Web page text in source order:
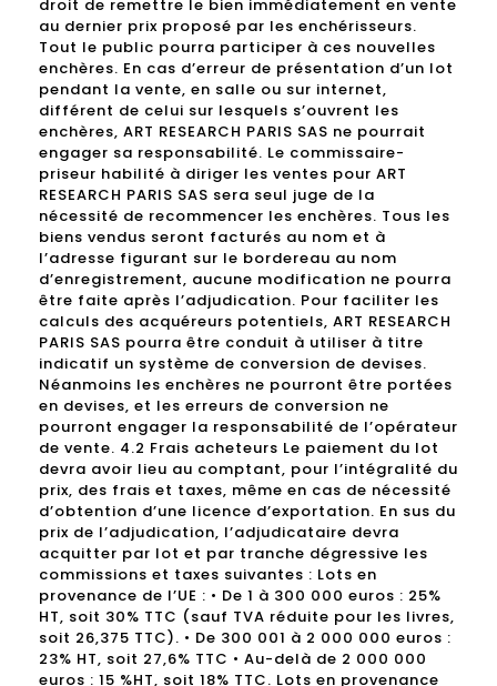
droit de remettre le bien immédiatement en vente
au dernier prix proposé par les enchérisseurs.
Tout le public pourra participer à ces nouvelles
enchères. En cas d’erreur de présentation d’un lot
pendant la vente, en salle ou sur internet,
différent de celui sur lesquels s’ouvrent les
enchères, ART RESEARCH PARIS SAS ne pourrait
engager sa responsabilité. Le commissaire-
priseur habilité à diriger les ventes pour ART
RESEARCH PARIS SAS sera seul juge de la
nécessité de recommencer les enchères. Tous les
biens vendus seront facturés au nom et à
l’adresse figurant sur le bordereau au nom
d’enregistrement, aucune modification ne pourra
être faite après l’adjudication. Pour faciliter les
calculs des acquéreurs potentiels, ART RESEARCH
PARIS SAS pourra être conduit à utiliser à titre
indicatif un système de conversion de devises.
Néanmoins les enchères ne pourront être portées
en devises, et les erreurs de conversion ne
pourront engager la responsabilité de l’opérateur
de vente. 4.2 Frais acheteurs Le paiement du lot
devra avoir lieu au comptant, pour l’intégralité du
prix, des frais et taxes, même en cas de nécessité
d’obtention d’une licence d’exportation. En sus du
prix de l’adjudication, l’adjudicataire devra
acquitter par lot et par tranche dégressive les
commissions et taxes suivantes : Lots en
provenance de l’UE : • De 1 à 300 000 euros : 25%
HT, soit 30% TTC (sauf TVA réduite pour les livres,
soit 26,375 TTC). • De 300 001 à 2 000 000 euros :
23% HT, soit 27,6% TTC • Au-delà de 2 000 000
euros : 15 %HT, soit 18% TTC. Lots en provenance